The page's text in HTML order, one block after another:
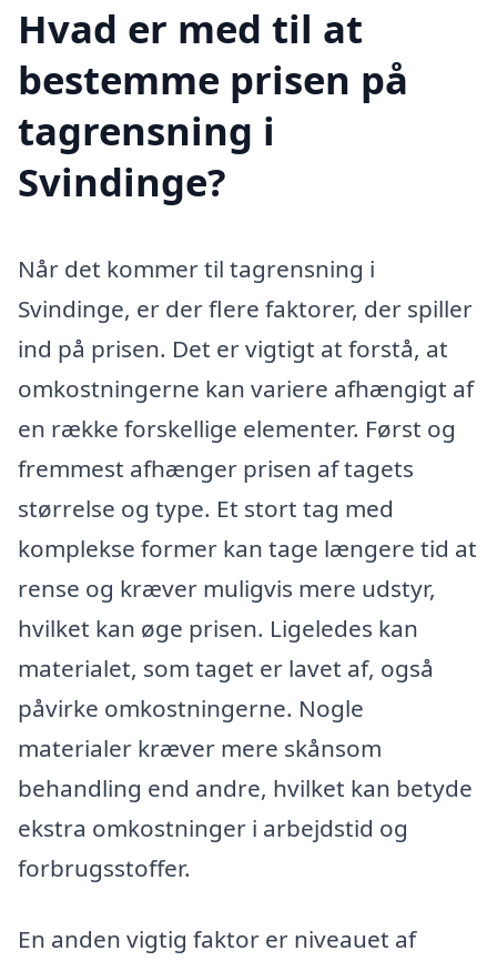
Hvad er med til at
bestemme prisen på
tagrensning i
Svindinge?
Når det kommer til tagrensning i
Svindinge, er der flere faktorer, der spiller
ind på prisen. Det er vigtigt at forstå, at
omkostningerne kan variere afhængigt af
en række forskellige elementer. Først og
fremmest afhænger prisen af tagets
størrelse og type. Et stort tag med
komplekse former kan tage længere tid at
rense og kræver muligvis mere udstyr,
hvilket kan øge prisen. Ligeledes kan
materialet, som taget er lavet af, også
påvirke omkostningerne. Nogle
materialer kræver mere skånsom
behandling end andre, hvilket kan betyde
ekstra omkostninger i arbejdstid og
forbrugsstoffer.
En anden vigtig faktor er niveauet af